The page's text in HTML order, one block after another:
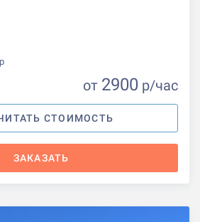
от 2900 р/час
СТОИМОСТЬ
ЗАКАЗАТЬ